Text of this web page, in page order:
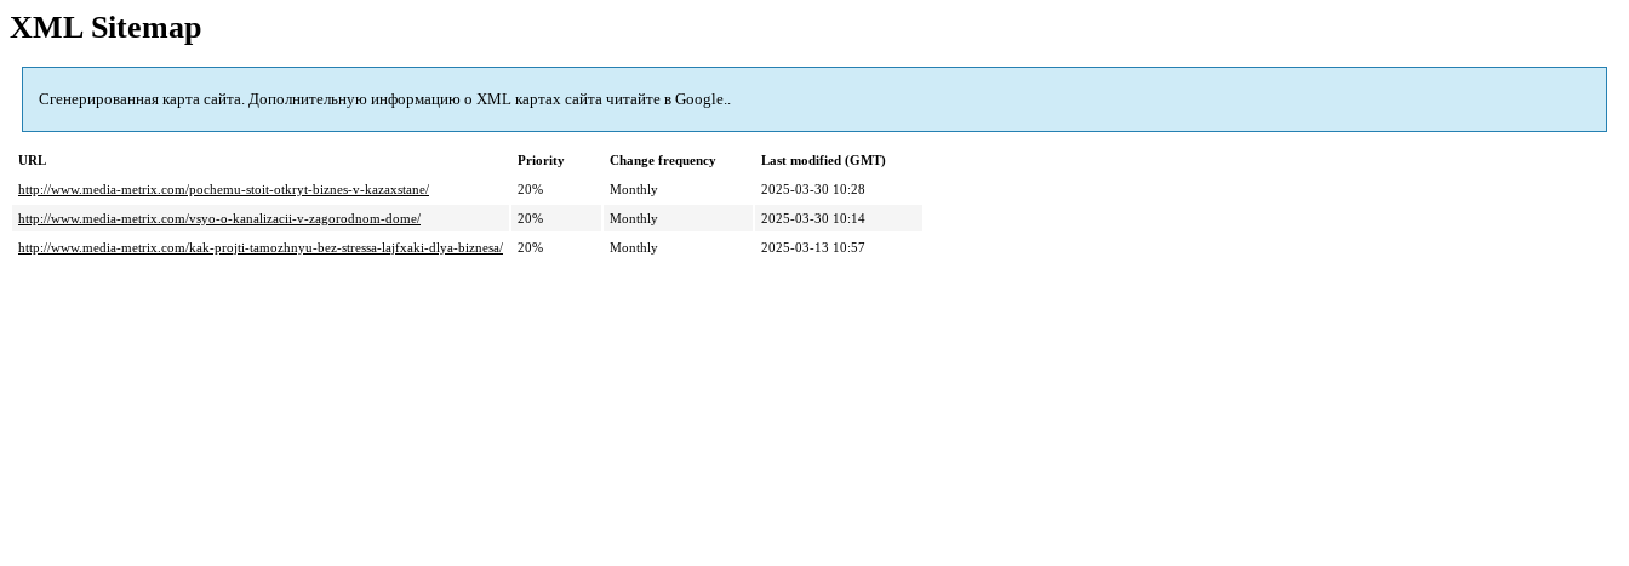
XML Sitemap
Сгенерированная карта сайта. Дополнительную информацию о XML картах сайта читайте в Google..
URL Priority Change frequency
Last modified (GMT)
http://www.media-metrix.com/pochemu-stoit-otkryt-biznes-v-kazaxstane/
20% Monthly
2025-03-30 10:28
http://www.media-metrix.com/vsyo-o-kanalizacii-v-zagorodnom-dome/
20% Monthly
2025-03-30 10:14
http://www.media-metrix.com/kak-projti-tamozhnyu-bez-stressa-lajfxaki-dlya-biznesa/
20% Monthly 2025-03-13 10:57